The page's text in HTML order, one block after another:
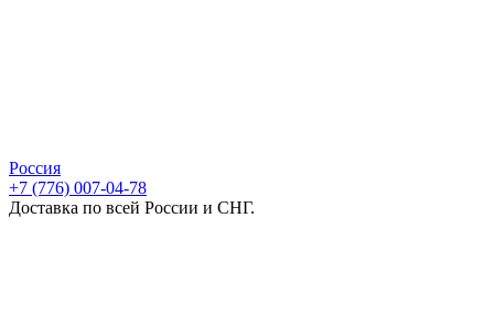
Россия
+7 (776) 007-04-78
Доставка по всей России и СНГ.